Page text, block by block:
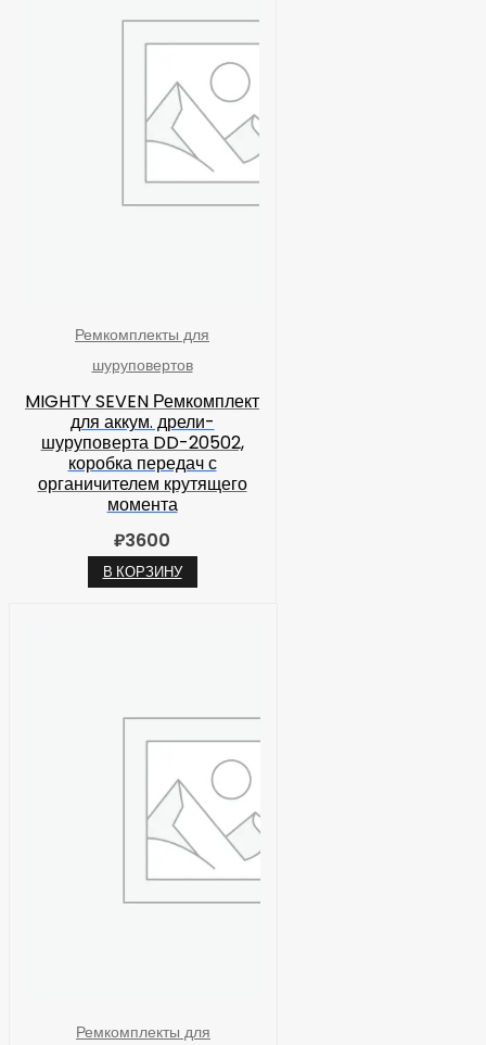
Ремкомплекты для
шуруповертов
MIGHTY SEVEN Ремкомплект
для аккум. дрели-
шуруповерта DD-20502,
коробка передач с
органичителем крутящего
момента
₽3600
В КОРЗИНУ
Ремкомплекты для